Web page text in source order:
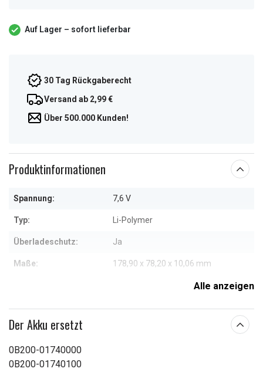
Auf Lager – sofort lieferbar
30 Tag Rückgaberecht
Versand ab 2,99 €
Über 500.000 Kunden!
Produktinformationen
Spannung: 7,6 V
Typ: Li-Polymer
Überladeschutz: Ja
Maße: 178,90 x 78,20 x 10,06 mm
Alle anzeigen
Der Akku ersetzt
0B200-01740000
0B200-01740100